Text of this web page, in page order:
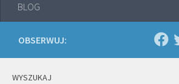
BLOG
OBSERWUJ:
WYSZUKAJ